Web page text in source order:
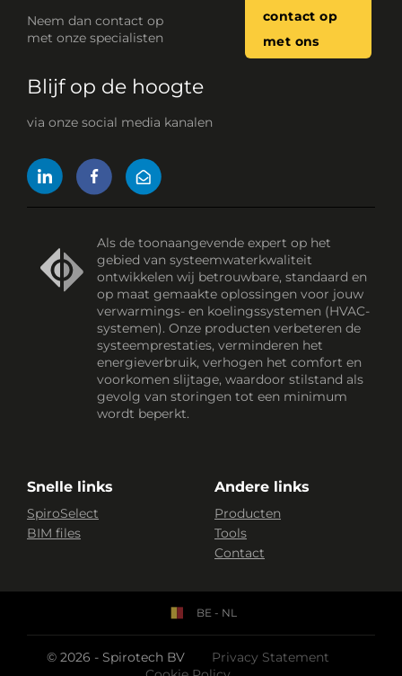
Neem dan contact op
met onze specialisten
contact op
met ons
Blijf op de hoogte
via onze social media kanalen
Als de toonaangevende expert op het
gebied van systeemwaterkwaliteit
ontwikkelen wij betrouwbare, standaard en
op maat gemaakte oplossingen voor jouw
verwarmings- en koelingssystemen (HVAC-
systemen). Onze producten verbeteren de
systeemprestaties, verminderen het
energieverbruik, verhogen het comfort en
voorkomen slijtage, waardoor stilstand als
gevolg van storingen tot een minimum
wordt beperkt.
Snelle links
SpiroSelect
BIM files
Andere links
Producten
Tools
Contact
© 2026 - Spirotech BV
Privacy Statement
BE - NL